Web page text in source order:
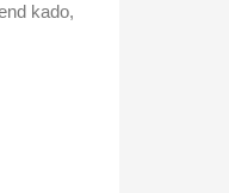
kado,